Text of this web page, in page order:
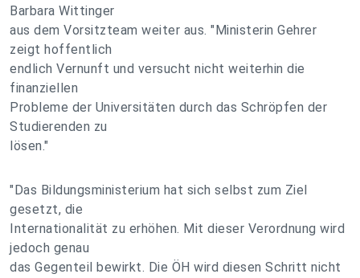
Barbara Wittinger
aus dem Vorsitzteam weiter aus. "Ministerin Gehrer
zeigt hoffentlich
endlich Vernunft und versucht nicht weiterhin die
finanziellen
Probleme der Universitäten durch das Schröpfen der
Studierenden zu
lösen."
"Das Bildungsministerium hat sich selbst zum Ziel
gesetzt, die
Internationalität zu erhöhen. Mit dieser Verordnung wird
jedoch genau
das Gegenteil bewirkt. Die ÖH wird diesen Schritt nicht